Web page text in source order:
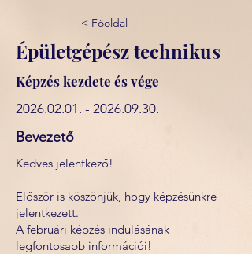
< Főoldal
Épületgépész technikus
Képzés kezdete és vége
2026.02.01. - 2026.09.30.
Bevezető
Kedves jelentkező!
Először is köszönjük, hogy képzésünkre
jelentkezett.
A februári képzés indulásának
legfontosabb információi!